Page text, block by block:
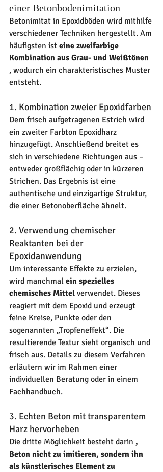
einer Betonbodenimitation
Betonimitat in Epoxidböden wird mithilfe
verschiedener Techniken hergestellt. Am
häufigsten ist eine zweifarbige
Kombination aus Grau- und Weißtönen
, wodurch ein charakteristisches Muster
entsteht.
1. Kombination zweier Epoxidfarben
Dem frisch aufgetragenen Estrich wird
ein zweiter Farbton Epoxidharz
hinzugefügt. Anschließend breitet es
sich in verschiedene Richtungen aus –
entweder großflächig oder in kürzeren
Strichen. Das Ergebnis ist eine
authentische und einzigartige Struktur,
die einer Betonoberfläche ähnelt.
2. Verwendung chemischer
Reaktanten bei der
Epoxidanwendung
Um interessante Effekte zu erzielen,
wird manchmal ein spezielles
chemisches Mittel verwendet. Dieses
reagiert mit dem Epoxid und erzeugt
feine Kreise, Punkte oder den
sogenannten „Tropfeneffekt“. Die
resultierende Textur sieht organisch und
frisch aus. Details zu diesem Verfahren
erläutern wir im Rahmen einer
individuellen Beratung oder in einem
Fachhandbuch.
3. Echten Beton mit transparentem
Harz hervorheben
Die dritte Möglichkeit besteht darin ,
Beton nicht zu imitieren, sondern ihn
als künstlerisches Element zu